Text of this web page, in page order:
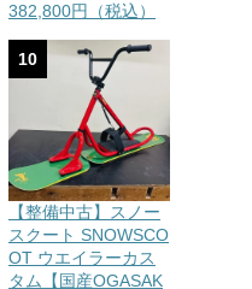
382,800円（税込）
10
【整備中古】スノー
スクート SNOWSCO
OT ウエイラーカス
タム【国産OGASAK